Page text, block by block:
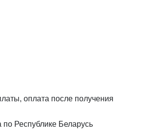
оплата после получения
по Республике Беларусь